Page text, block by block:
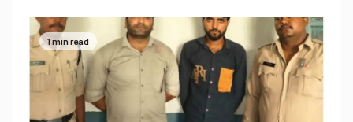
1 min read